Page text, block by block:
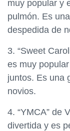
muy popular y
pulmón. Es
despedida de
3. “Sweet
es muy
juntos. Es una
novios.
4. “YMCA” de
divertida y es